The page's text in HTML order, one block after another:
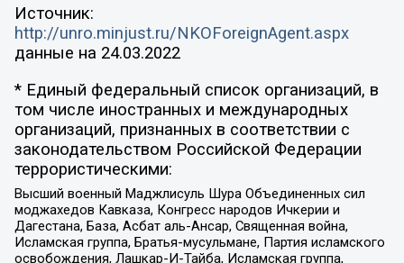
Источник:
http://unro.minjust.ru/NKOForeignAgent.aspx
данные на 24.03.2022
* Единый федеральный список организаций, в
том числе иностранных и международных
организаций, признанных в соответствии с
законодательством Российской Федерации
террористическими:
Высший военный Маджлисуль Шура Объединенных сил
моджахедов Кавказа, Конгресс народов Ичкерии и
Дагестана, База, Асбат аль-Ансар, Священная война,
Исламская группа, Братья-мусульмане, Партия исламского
освобождения, Лашкар-И-Тайба, Исламская группа,